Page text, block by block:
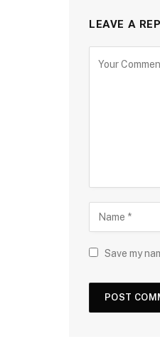
LEAVE A
Save my